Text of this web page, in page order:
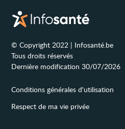
© Copyright 2022 | Infosanté.be
Tous droits réservés
Dernière modification 30/07/2026
Conditions générales d'utilisation
Respect de ma vie privée